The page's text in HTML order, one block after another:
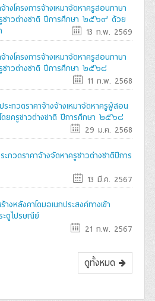
างโครงการจ้างเหมาจัดหาครูสอนภาษา
ชาวต่างชาติ ปีการศึกษา ๒๕๖๙ ด้วย
13 ก.พ. 2569
างโครงการจ้างเหมาจัดหาครูสอนภาษา
ชาวต่างชาติ ปีการศึกษา ๒๕๖๘
11 ก.พ. 2568
ระกวดราคาจ้างจ้างเหมาจัดหาครูผู้สอน
ดยครูชาวต่างชาติ ปีการศึกษา ๒๕๖๘
29 ม.ค. 2568
ะกวดราคาจ้างจัดหาครูชาวต่างชาติปีการ
13 มี.ค. 2567
างหลังคาโดมอเนกประสงค์ทางเข้า
ะตูไปรษณีย์
21 ก.พ. 2567
ดูทั้งหมด